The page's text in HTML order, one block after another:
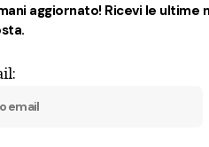
aggiornato! Ricevi le